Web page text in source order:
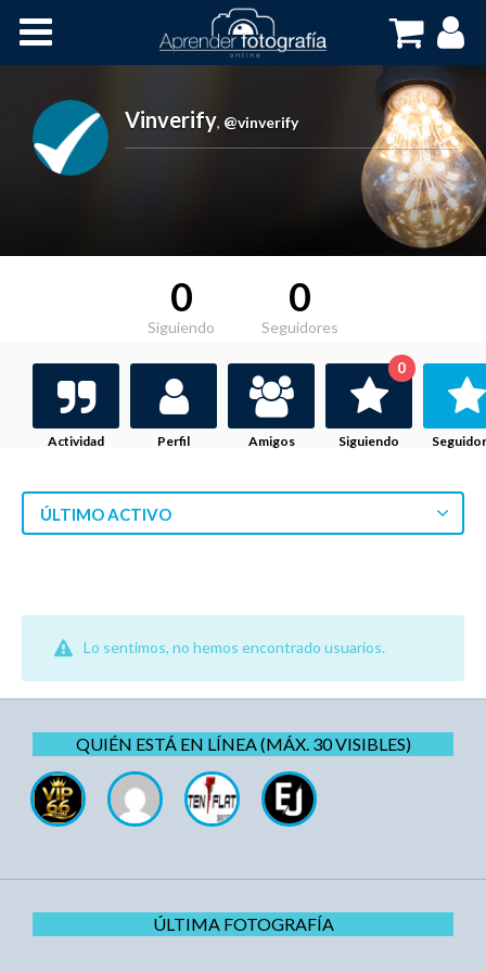
Cursos OnLine
Vinverify, @vinverify
0
Siguiendo
0
Seguidores
Actividad Perfil Amigos Siguiendo
0
ÚLTIMO ACTIVO
Lo sentimos, no hemos encontrado usuarios.
QUIÉN ESTÁ EN LÍNEA (MÁX. 30 VISIBLES)
ÚLTIMA FOTOGRAFÍA